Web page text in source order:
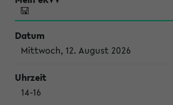
Mittwoch, 12. August 2026
14-16